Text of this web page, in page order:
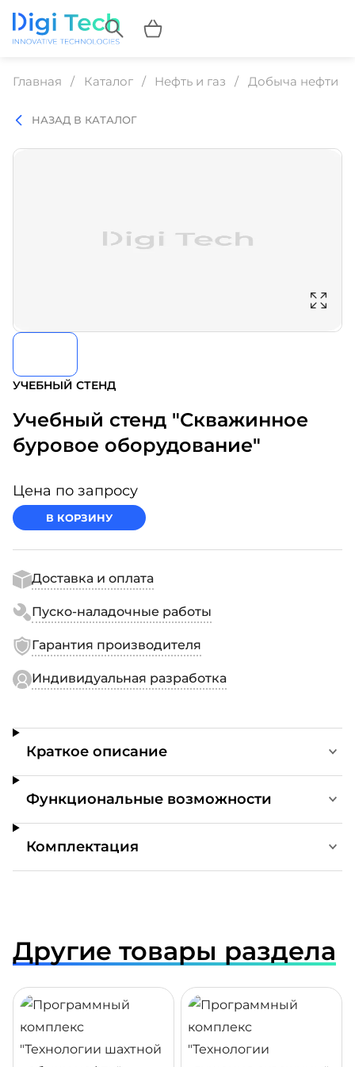
Главная Каталог Нефть и газ Добыча нефти и
НАЗАД В КАТАЛОГ
УЧЕБНЫЙ СТЕНД
Учебный стенд "Скважинное
буровое оборудование"
Цена по запросу
В КОРЗИНУ
Доставка и оплата
Пуско-наладочные работы
Гарантия производителя
Индивидуальная разработка
Краткое описание
Функциональные возможности
Комплектация
Другие товары раздела
ПОДРОБНЕЕ